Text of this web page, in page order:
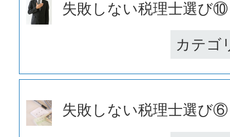
失敗しない税理士選び
カテゴ
失敗しない税理士選び